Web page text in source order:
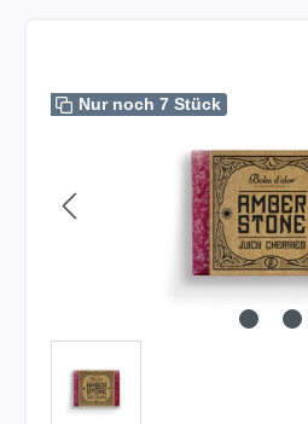
Nur noch 7 Stück